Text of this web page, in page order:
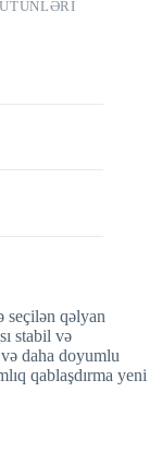
seçilən qəlyan
stabil və
daha doyumlu
qablaşdırma yeni